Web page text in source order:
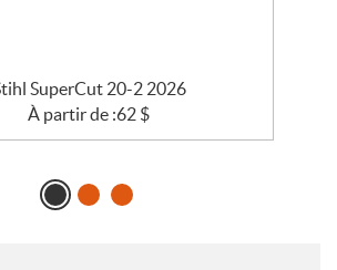
SuperCut 20-2 2026
À partir de :62 $